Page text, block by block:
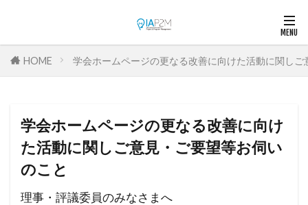
HOME 学会ホームページの更なる改善に向けた活動に関し
学会ホームページの更なる改善に向け
た活動に関しご意見・ご要望等お伺い
のこと
理事・評議委員のみなさまへ